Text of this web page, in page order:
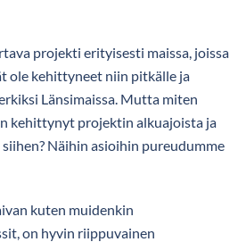
projekti erityisesti maissa, joissa
ole kehittyneet niin pitkälle ja
Länsimaissa. Mutta miten
kehittynyt projektin alkuajoista ja
Näihin asioihin pureudumme
kuten muidenkin
on hyvin riippuvainen